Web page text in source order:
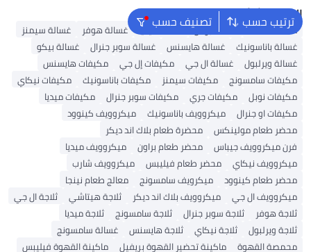
TS4130-B5
ترتيب حسب تصنيف حسب البحث الشائع
غطاء الغسالة غسالة بوش غسالة ميديا غسالة هوفر
غسالة سيمنز
غسالة باناسونيك
غسالة هايسنس غسالة سوبر جنرال
غسالة بيكو
غسالة ويرلبول
غسالة ال جي مكيفات إل جي
مكيفات هايسنس
مكيفات سامسونج
مكيفات سيمنز مكيفات باناسونيك
مكيفات نيكاي
مكيفات نوبل
مكيفات جري مكيفات سوبر جنرال
مكيفات ميديا
مكيفات او جنرال
ميكروويف باناسونيك
ميكروويف كينوود
محضر طعام مولينكس
محضرة طعام بلاك اند ديكر
فرن ميكروويف جيباس
محضر طعام براون
ميكروويف ميديا
ميكروويف نيكاي
محضر طعام فيليبس
ميكروويف شارب
محضر طعام كينوود
ميكرويف سامسونج
معالج طعام نينجا
ميكروويف ال جي
ميكروويف بلاك اند ديكر ثلاجة هيتاشي
ثلاجة ال جي
ثلاجة هوفر
ثلاجة سوبر جنرال ثلاجة سامسونج
ثلاجة ميديا
ثلاجة ويرلبول
ثلاجة نيكاي ثلاجة هايسنس
غسالة سامسونج
محمصة القهوة
ماكينة تحضير القهوة بريفيل
ماكينة القهوة فيليبس